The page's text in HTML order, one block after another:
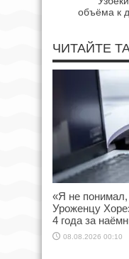
объёма к
ЧИТАЙТЕ
«Я не
Уроженцу
4 года за
08.08.2026 00:10